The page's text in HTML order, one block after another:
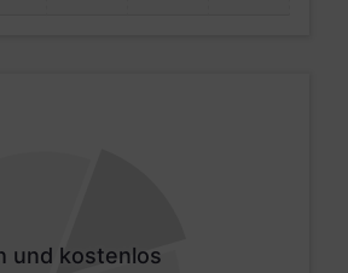
und kostenlos